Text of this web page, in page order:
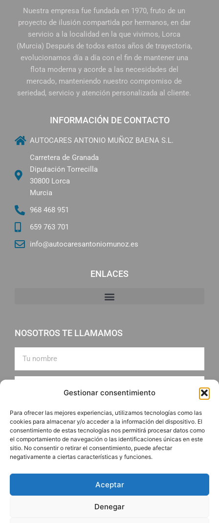
Gestionar consentimiento
Para ofrecer las mejores experiencias, utilizamos tecnologías como las
cookies para almacenar y/o acceder a la información del dispositivo. El
consentimiento de estas tecnologías nos permitirá procesar datos como
el comportamiento de navegación o las identificaciones únicas en este
sitio. No consentir o retirar el consentimiento, puede afectar
negativamente a ciertas características y funciones.
Aceptar
Denegar
Nuestra empresa fue fundada en 1970, fruto de un
proyecto de ilusión compartida por hermanos, en dar
servicio a la localidad en la que vivimos, Lorca
(Murcia) Después de todos estos años de trayectoria,
evolucionamos día a día con el fin de mantener una
flota moderna y acorde a las necesidades del
mercado, manteniendo nuestro compromiso de
seriedad, servicio y atención personalizada al cliente.
INFORMACIÓN DE CONTACTO
AUTOCARES ANTONIO MUÑOZ BAENA S.L.
Carretera de Granada
Diputación Torrecilla
30800 Lorca
Murcia
968 468 951
659 763 701
info@autocaresantoniomunoz.es
ENLACES
NOSOTROS TE LLAMAMOS
ENVIAR
© 2026 AUTOCARES ANTONIO MUÑOZ BAENA S.L. - Todos